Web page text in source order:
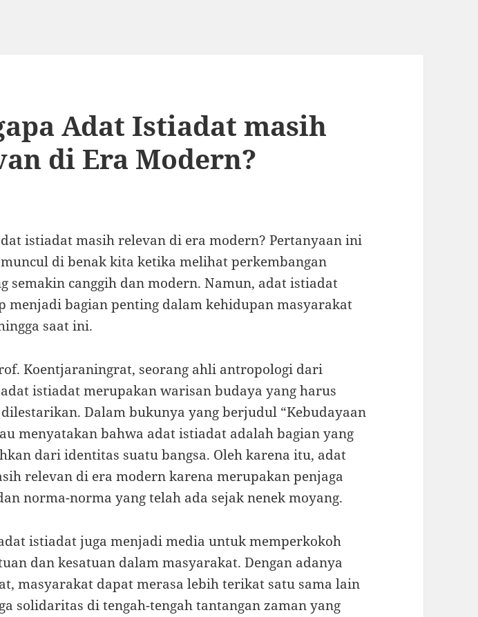
Adat Istiadat masih
di Era Modern?
istiadat masih relevan di era modern? Pertanyaan ini
di benak kita ketika melihat perkembangan
semakin canggih dan modern. Namun, adat istiadat
menjadi bagian penting dalam kehidupan masyarakat
saat ini.
Koentjaraningrat, seorang ahli antropologi dari
istiadat merupakan warisan budaya yang harus
Dalam bukunya yang berjudul “Kebudayaan
menyatakan bahwa adat istiadat adalah bagian yang
dari identitas suatu bangsa. Oleh karena itu, adat
relevan di era modern karena merupakan penjaga
norma-norma yang telah ada sejak nenek moyang.
istiadat juga menjadi media untuk memperkokoh
dan kesatuan dalam masyarakat. Dengan adanya
masyarakat dapat merasa lebih terikat satu sama lain
solidaritas di tengah-tengah tantangan zaman yang